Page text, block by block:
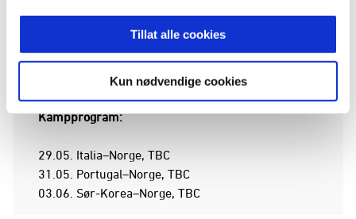
Tillat alle cookies
Kun nødvendige cookies
G16:
Andreas Wilhelmsener allerede med
tropp som spiller UEFA Development Tournament
Kampprogram:
29.05. Italia–Norge, TBC
31.05. Portugal–Norge, TBC
03.06. Sør-Korea–Norge, TBC